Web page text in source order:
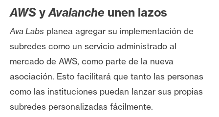
b
l
i
i
d
a
d
AWS yAvalanche unen lazos
Ava Labs planea agregar su implementación de
subredes como un servicio administrado al
mercado de AWS, como parte de la nueva
asociación. Esto facilitará que tanto las personas
como las instituciones puedan lanzar sus propias
subredes personalizadas fácilmente.